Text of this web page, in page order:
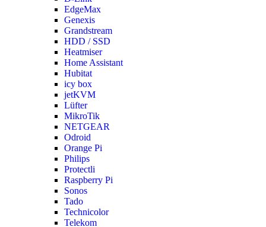
EdgeMax
Genexis
Grandstream
HDD / SSD
Heatmiser
Home Assistant
Hubitat
icy box
jetKVM
Lüfter
MikroTik
NETGEAR
Odroid
Orange Pi
Philips
Protectli
Raspberry Pi
Sonos
Tado
Technicolor
Telekom